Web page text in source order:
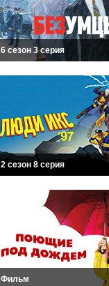
6 сезон 3 серия
2 сезон 8 серия
Фильм